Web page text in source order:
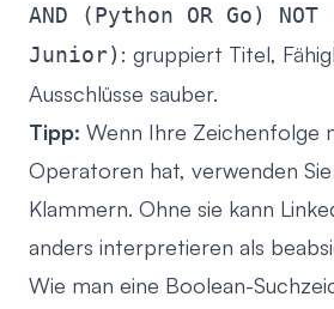
AND (Python OR Go)
Junior) : gruppiert Titel,
Ausschlüsse sauber.
Tipp: Wenn Ihre Zeichenfolge
Operatoren hat, verwenden
Klammern. Ohne sie kann
anders interpretieren als
Wie man eine Boolean-